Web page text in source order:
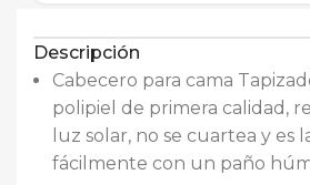
Descripción
Cabecero para cama
polipiel de primera calidad,
luz solar, no se cuartea y es
fácilmente con un paño